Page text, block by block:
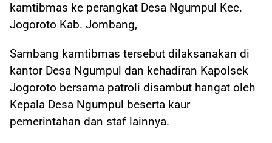
kamtibmas ke perangkat Desa Ngumpul Kec.
Jogoroto Kab. Jombang,
Sambang kamtibmas tersebut dilaksanakan di
kantor Desa Ngumpul dan kehadiran Kapolsek
Jogoroto bersama patroli disambut hangat oleh
Kepala Desa Ngumpul beserta kaur
pemerintahan dan staf lainnya.